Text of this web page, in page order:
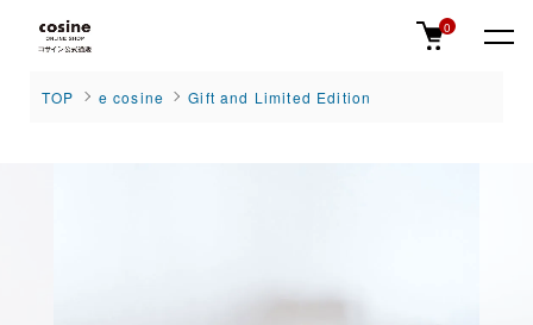
0
TOP e cosine Gift and Limited Edition